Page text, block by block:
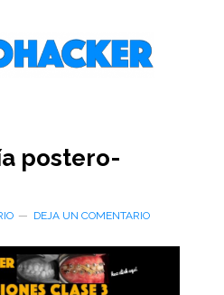
postero-
DEJA UN COMENTARIO